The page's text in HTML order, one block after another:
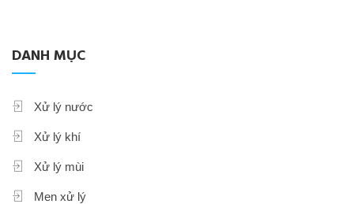
DANH MỤC
Xử lý nước
Xử lý khí
Xử lý mùi
Men xử lý